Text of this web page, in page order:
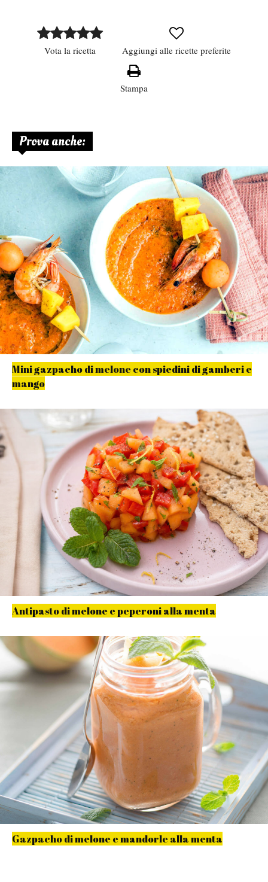
Vota la ricetta Aggiungi alle ricette preferite
Stampa
Prova anche:
Mini gazpacho di melone con spiedini di gamberi e
mango
Antipasto di melone e peperoni alla menta
Gazpacho di melone e mandorle alla menta